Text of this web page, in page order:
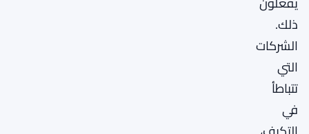
ذلك.
الشركات
التي
تتباطأ
في